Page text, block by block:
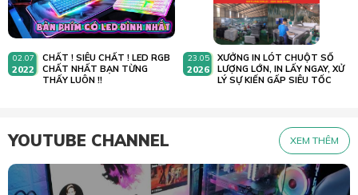
02.07
2022
CHẤT ! SIÊU CHẤT ! LED RGB
CHẤT NHẤT BẠN TỪNG
THẤY LUÔN !!
23.05
2026
XƯỞNG IN LÓT CHUỘT SỐ
LƯỢNG LỚN, IN LẤY NGAY, XỬ
LÝ SỰ KIẾN GẤP SIÊU TỐC
YOUTUBE CHANNEL XEM THÊM